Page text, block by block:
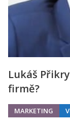
Lukáš
firmě?
MARKETING